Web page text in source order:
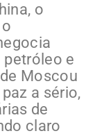
o
e
Moscou
a sério,
de
claro